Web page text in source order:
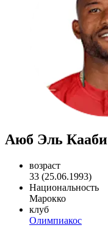
Аюб Эль Кааби
возраст
33 (25.06.1993)
Национальность
Марокко
клуб
Олимпиакос